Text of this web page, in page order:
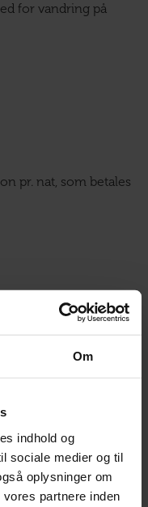
Om
indhold og
sociale medier og til
oplysninger om
partnere inden
for vandring på
pr. nat, som betales
dækker betaling
lovpligtige